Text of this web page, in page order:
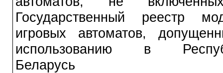
Государственный реестр
игровых автоматов,
использованию в
Беларусь